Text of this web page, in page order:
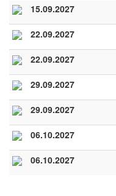
15.09.2027
22.09.2027
22.09.2027
29.09.2027
29.09.2027
06.10.2027
06.10.2027